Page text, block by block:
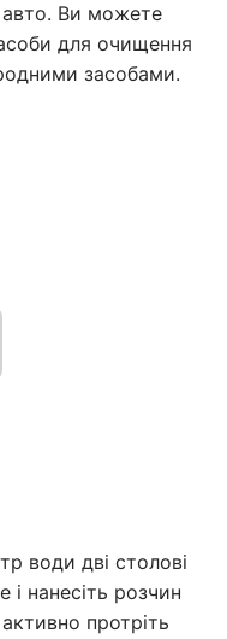
авто. Ви можете
для очищення
засобами.
води дві столові
нанесіть розчин
протріть